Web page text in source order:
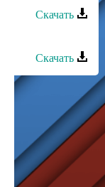
Скачать
Скачать